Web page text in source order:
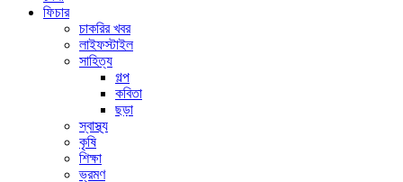
ফিচার
চাকরির খবর
লাইফস্টাইল
সাহিত্য
গল্প
কবিতা
ছড়া
স্বাস্থ্য
কৃষি
শিক্ষা
ভ্রমণ